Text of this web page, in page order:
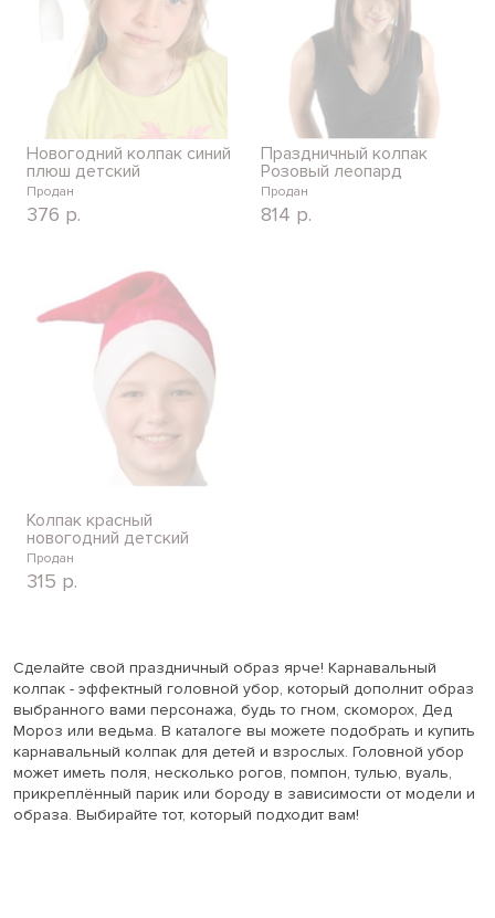
Сделайте свой праздничный образ ярче! Карнавальный
колпак - эффектный головной убор, который дополнит образ
выбранного вами персонажа, будь то гном, скоморох, Дед
Мороз или ведьма. В каталоге вы можете подобрать и купить
карнавальный колпак для детей и взрослых. Головной убор
может иметь поля, несколько рогов, помпон, тулью, вуаль,
прикреплённый парик или бороду в зависимости от модели и
образа. Выбирайте тот, который подходит вам!
Новогодний колпак синий
плюш детский
Продан
376 р.
Праздничный колпак
Розовый леопард
Продан
814 р.
Колпак красный
новогодний детский
Продан
315 р.